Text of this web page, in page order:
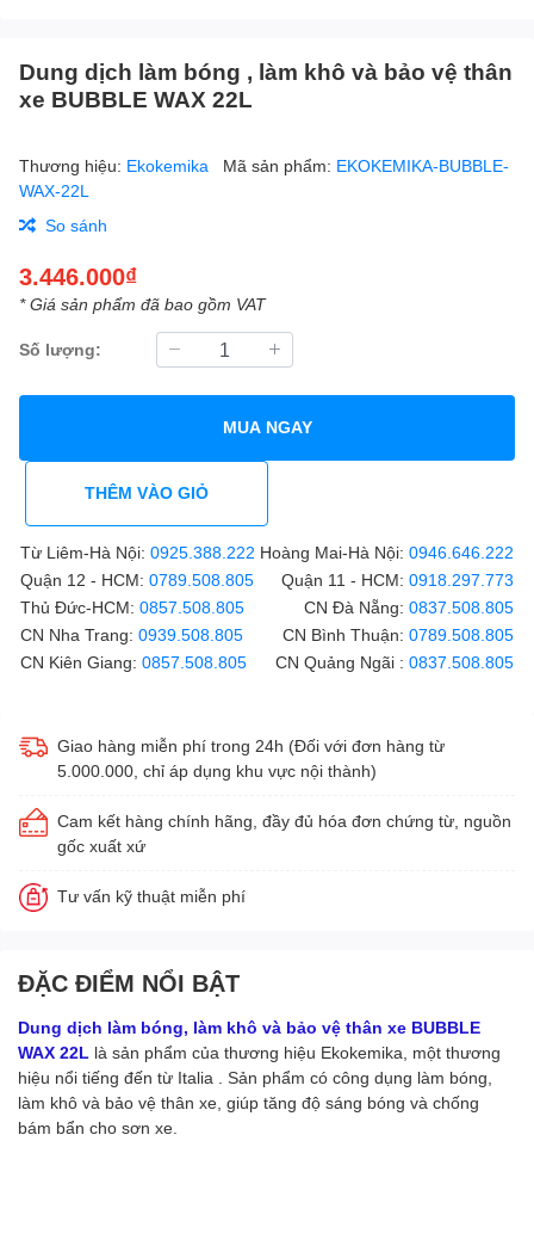
Dung dịch làm bóng , làm khô và bảo vệ thân
xe BUBBLE WAX 22L
Thương hiệu: Ekokemika Mã sản phẩm: EKOKEMIKA-BUBBLE-
WAX-22L
So sánh
3.446.000₫
* Giá sản phẩm đã bao gồm VAT
Số lượng:
MUA NGAY
THÊM VÀO GIỎ
Từ Liêm-Hà Nội: 0925.388.222 Hoàng Mai-Hà Nội: 0946.646.222
Quận 12 - HCM: 0789.508.805 Quận 11 - HCM: 0918.297.773
Thủ Đức-HCM: 0857.508.805 CN Đà Nẵng: 0837.508.805
CN Nha Trang: 0939.508.805 CN Bình Thuận: 0789.508.805
CN Kiên Giang: 0857.508.805 CN Quảng Ngãi : 0837.508.805
Giao hàng miễn phí trong 24h (Đối với đơn hàng từ
5.000.000, chỉ áp dụng khu vực nội thành)
Cam kết hàng chính hãng, đầy đủ hóa đơn chứng từ, nguồn
gốc xuất xứ
Tư vấn kỹ thuật miễn phí
ĐẶC ĐIỂM NỔI BẬT
Dung dịch làm bóng, làm khô và bảo vệ thân xe BUBBLE
WAX 22L là sản phẩm của thương hiệu Ekokemika, một thương
hiệu nổi tiếng đến từ Italia . Sản phẩm có công dụng làm bóng,
làm khô và bảo vệ thân xe, giúp tăng độ sáng bóng và chống
bám bẩn cho sơn xe.